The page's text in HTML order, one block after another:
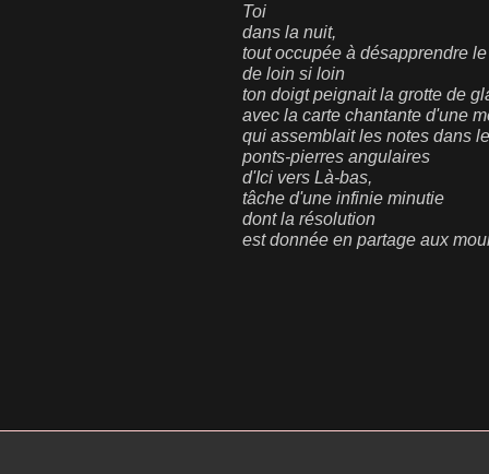
Toi
dans la nuit,
tout occupée à désapprendre
de loin si loin
ton doigt peignait la grotte de
avec la carte chantante d'une
qui assemblait les notes dans
ponts-pierres angulaires
d'Ici vers Là-bas,
tâche d'une infinie minutie
dont la résolution
est donnée en partage aux